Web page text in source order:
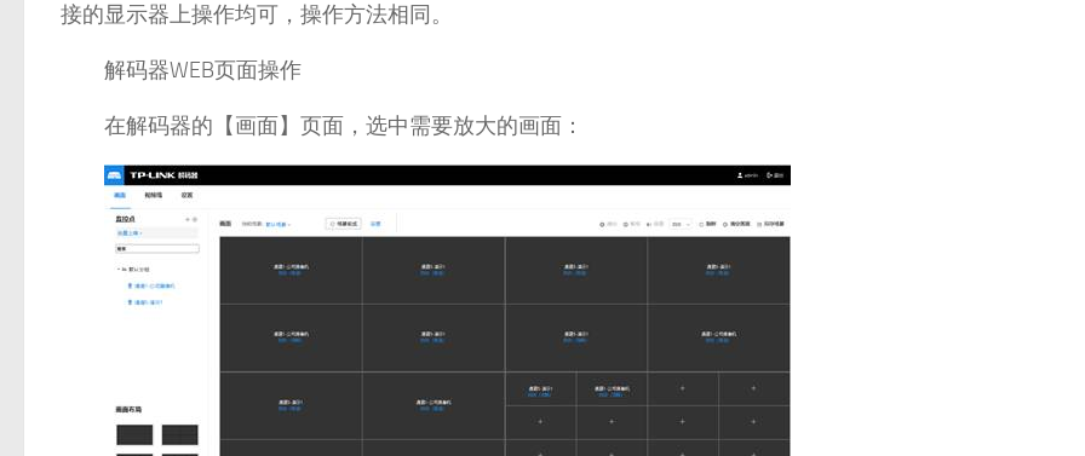
接的显示器上操作均可，操作方法相同。
解码器WEB页面操作
在解码器的【画面】页面，选中需要放大的画面：